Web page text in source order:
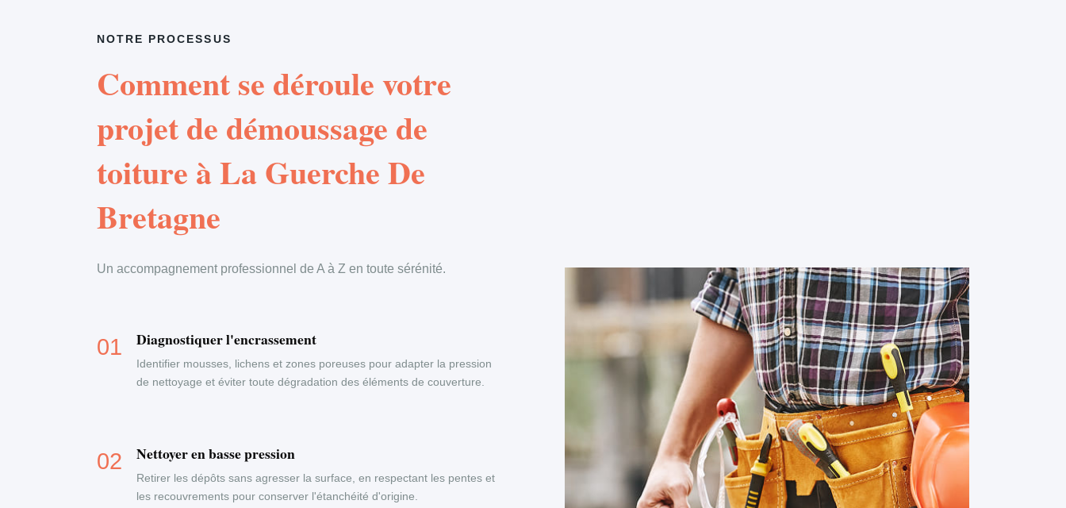
NOTRE PROCESSUS
Comment se déroule votre
projet de démoussage de
toiture à La Guerche De
Bretagne
Un accompagnement professionnel de A à Z en toute sérénité.
Diagnostiquer l'encrassement
Identifier mousses, lichens et zones poreuses pour adapter la pression
de nettoyage et éviter toute dégradation des éléments de couverture.
Nettoyer en basse pression
Retirer les dépôts sans agresser la surface, en respectant les pentes et
les recouvrements pour conserver l'étanchéité d'origine.